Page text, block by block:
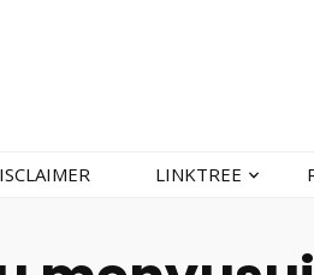
LINKTREE